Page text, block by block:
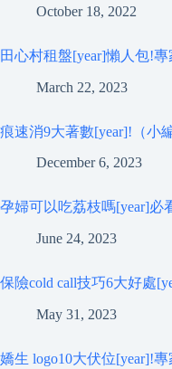
October 18, 2022
田心村租盤[year]懶人包!
March 22, 2023
痕速消9大著數[year]!（小
December 6, 2023
孕婦可以吃荔枝嗎[year]必
June 24, 2023
保險cold call技巧6大好處
May 31, 2023
嬌生 logo10大伏位[year]!